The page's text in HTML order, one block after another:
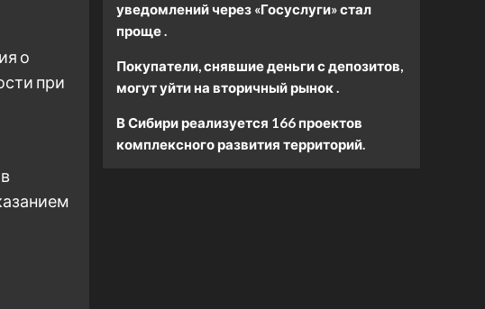
о
при
уведомлений через «Госуслуги» стал
проще .
Покупатели, снявшие деньги с депозитов,
могут уйти на вторичный рынок .
В Сибири реализуется 166 проектов
комплексного развития территорий.